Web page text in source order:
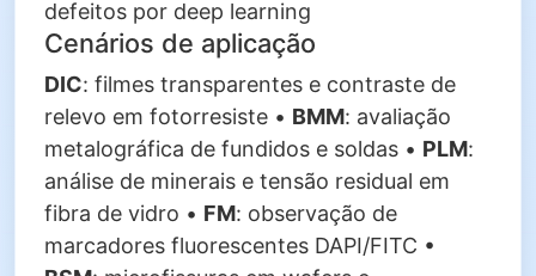
defeitos por deep learning
Cenários de aplicação
DIC: filmes transparentes e contraste de
relevo em fotorresiste • BMM: avaliação
metalográfica de fundidos e soldas • PLM:
análise de minerais e tensão residual em
fibra de vidro • FM: observação de
marcadores fluorescentes DAPI/FITC •